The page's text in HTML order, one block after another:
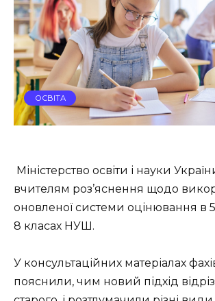
ОСВІТА
Міністерство освіти і науки
вчителям роз’яснення щодо
оновленої системи оцінювання в
8 класах НУШ.
У консультаційних матеріалах
пояснили, чим новий підхід